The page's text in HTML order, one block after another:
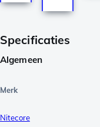
Specificaties
Algemeen
Merk
Nitecore